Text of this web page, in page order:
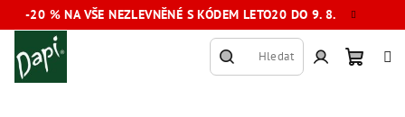
Přejít
na
-20 % NA VŠE NEZLEVNĚNÉ S KÓDEM LETO20 DO 9. 8.
Hledat